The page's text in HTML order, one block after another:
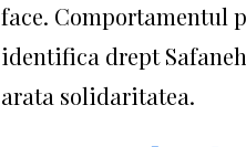
face. Comportamentul
identifica drept
arata solidaritatea.